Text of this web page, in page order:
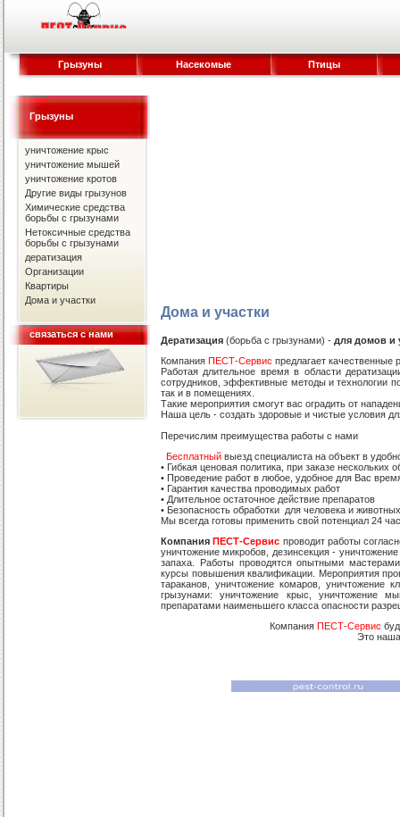
Грызуны Насекомые Птицы
Грызуны
уничтожение крыс
уничтожение мышей
уничтожение кротов
Другие виды грызунов
Химические средства
борьбы с грызунами
Нетоксичные средства
борьбы с грызунами
дератизация
Организации
Квартиры
Дома и участки
связаться с нами
Дома и участки
Дератизация (борьба с грызунами) - для домов и
Компания ПЕСТ-Сервис предлагает качественные
Работая длительное время в области
сотрудников, эффективные методы и технологии
так и в помещениях.
Такие мероприятия смогут вас оградить от
Наша цель - создать здоровые и чистые условия
Перечислим преимущества работы с нами
Бесплатный выезд специалиста на объект в
• Гибкая ценовая политика, при заказе нескольких
• Проведение работ в любое, удобное для Вас
• Гарантия качества проводимых работ
• Длительное остаточное действие препаратов
• Безопасность обработки для человека и животных
Мы всегда готовы применить свой потенциал 24
Компания ПЕСТ-Сервис проводит работы
уничтожение микробов, дезинсекция -
запаха. Работы проводятся опытными
курсы повышения квалификации. Мероприятия
тараканов, уничтожение комаров,
грызунами: уничтожение крыс, уничтожение
препаратами наименьшего класса опасности
Компания ПЕСТ-Сервис
Это